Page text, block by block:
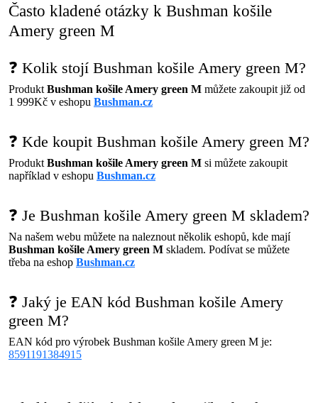
Často kladené otázky k Bushman košile
Amery green M
❓ Kolik stojí Bushman košile Amery green M?
Produkt Bushman košile Amery green M můžete zakoupit již od
1 999Kč v eshopu Bushman.cz
❓ Kde koupit Bushman košile Amery green M?
Produkt Bushman košile Amery green M si můžete zakoupit
například v eshopu Bushman.cz
❓ Je Bushman košile Amery green M skladem?
Na našem webu můžete na naleznout několik eshopů, kde mají
Bushman košile Amery green M skladem. Podívat se můžete
třeba na eshop Bushman.cz
❓ Jaký je EAN kód Bushman košile Amery
green M?
EAN kód pro výrobek Bushman košile Amery green M je:
8591191384915